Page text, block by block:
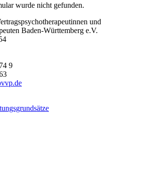
wurde nicht gefunden.
und
Baden-Württemberg e.V.
9